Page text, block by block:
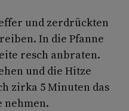
und zerdrückten
In die Pfanne
resch anbraten.
und die Hitze
zirka 5 Minuten das
nehmen.